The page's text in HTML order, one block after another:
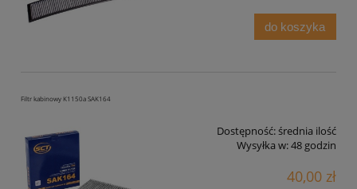
do koszyka
Filtr kabinowy K1150a SAK164
Dostępność:średnia ilość
Wysyłka w:48 godzin
40,00 zł